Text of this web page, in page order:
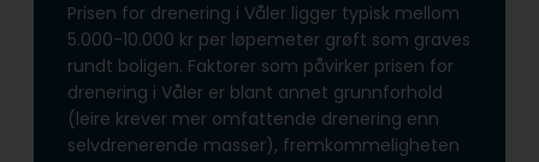
Prisen for drenering i Våler ligger typisk mellom
5.000-10.000 kr per løpemeter grøft som graves
rundt boligen. Faktorer som påvirker prisen for
drenering i Våler er blant annet grunnforhold
(leire krever mer omfattende drenering enn
selvdrenerende masser), fremkommeligheten